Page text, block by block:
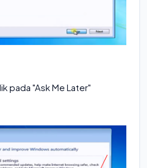
pada "Ask Me Later"